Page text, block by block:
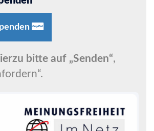
bitte auf „Senden“,